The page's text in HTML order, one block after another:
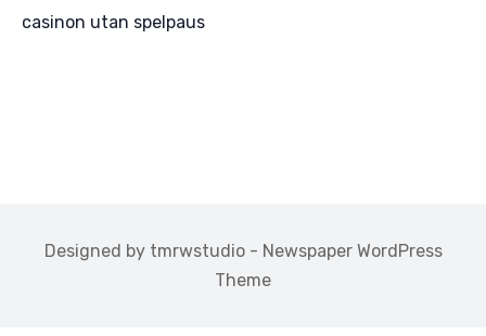
casinon utan spelpaus
Designed by tmrwstudio - Newspaper WordPress
Theme